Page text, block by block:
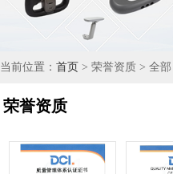
当前位置： 首页 > 荣誉资质 > 全部
荣誉资质